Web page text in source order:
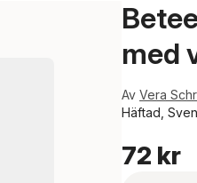
med
Av Vera
Häftad,
72 kr